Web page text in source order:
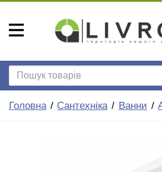
Головна Сантехніка Ванни